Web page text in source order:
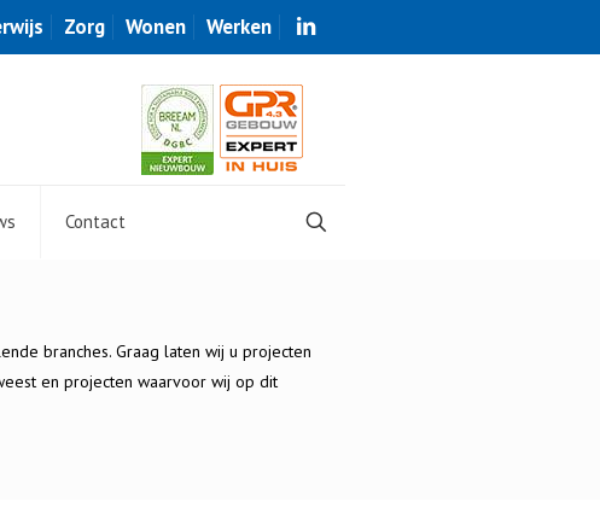
Zorg Wonen Werken
Contact
branches. Graag laten wij u projecten
en projecten waarvoor wij op dit